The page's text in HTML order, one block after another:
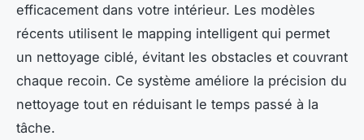
efficacement dans votre intérieur. Les modèles
récents utilisent le mapping intelligent qui permet
un nettoyage ciblé, évitant les obstacles et couvrant
chaque recoin. Ce système améliore la précision du
nettoyage tout en réduisant le temps passé à la
tâche.